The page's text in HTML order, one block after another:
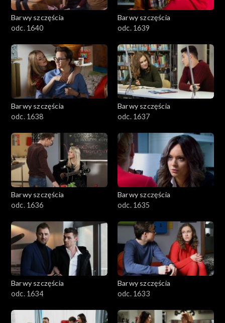
Barwy szczęścia
odc. 1640
Barwy szczęścia
odc. 1639
Barwy szczęścia
odc. 1638
Barwy szczęścia
odc. 1637
Barwy szczęścia
odc. 1636
Barwy szczęścia
odc. 1635
Barwy szczęścia
odc. 1634
Barwy szczęścia
odc. 1633